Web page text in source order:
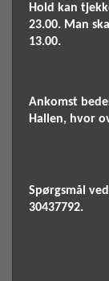
Hold kan
23.00. Man
13.00.
Ankomst
Hallen, hvor
Spørgsmål
30437792.